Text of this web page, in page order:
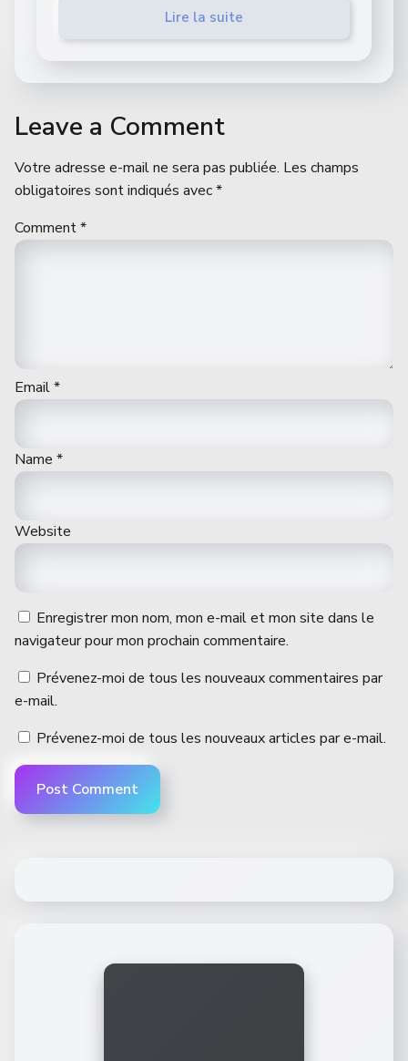
Lire la suite
Leave a Comment
Votre adresse e-mail ne sera pas publiée. Les champs
obligatoires sont indiqués avec*
Comment*
Email*
Name *
Website
Enregistrer mon nom, mon e-mail et mon site dans le
navigateur pour mon prochain commentaire.
Prévenez-moi de tous les nouveaux commentaires par
e-mail.
Prévenez-moi de tous les nouveaux articles par e-mail.